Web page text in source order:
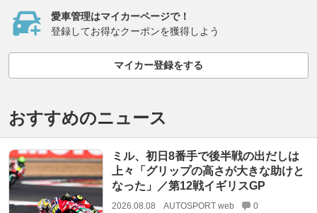
愛車管理はマイカーページで！
登録してお得なクーポンを獲得しよう
マイカー登録をする
おすすめのニュース
ミル、初日8番手で後半戦の出だしは
上々「グリップの高さが大きな助けと
なった」／第12戦イギリスGP
2026.08.08 AUTOSPORT web 0